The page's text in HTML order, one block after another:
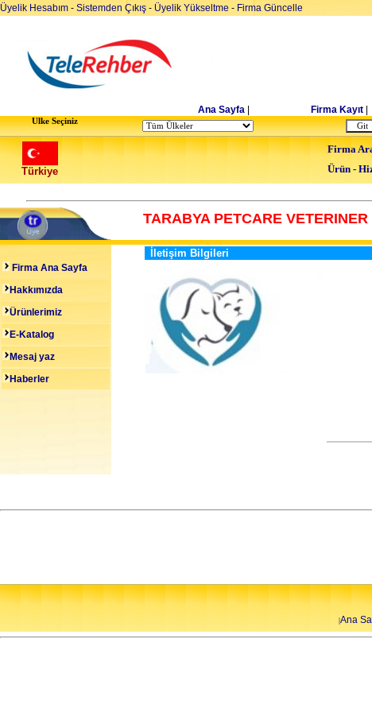
Üyelik Hesabım - Sistemden Çıkış - Üyelik Yükseltme - Firma Güncelle
Ana Sayfa Firma Kayıt
Ulke Seçiniz
Türkiye
Firma
Ürün -
TARABYA PETCARE
Firma Ana Sayfa
Hakkımızda
Ürünlerimiz
E-Katalog
Mesaj yaz
Haberler
İletişim Bilgileri
|Ana